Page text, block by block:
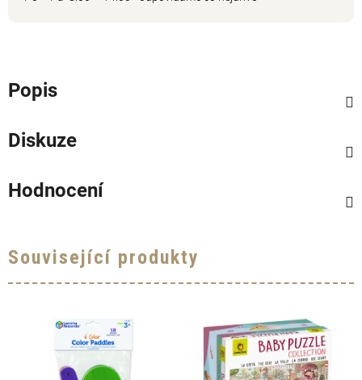
Popis
Diskuze
Hodnocení
Související produkty